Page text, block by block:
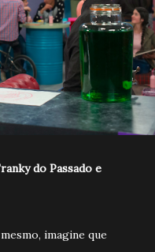
do Passado e
imagine que